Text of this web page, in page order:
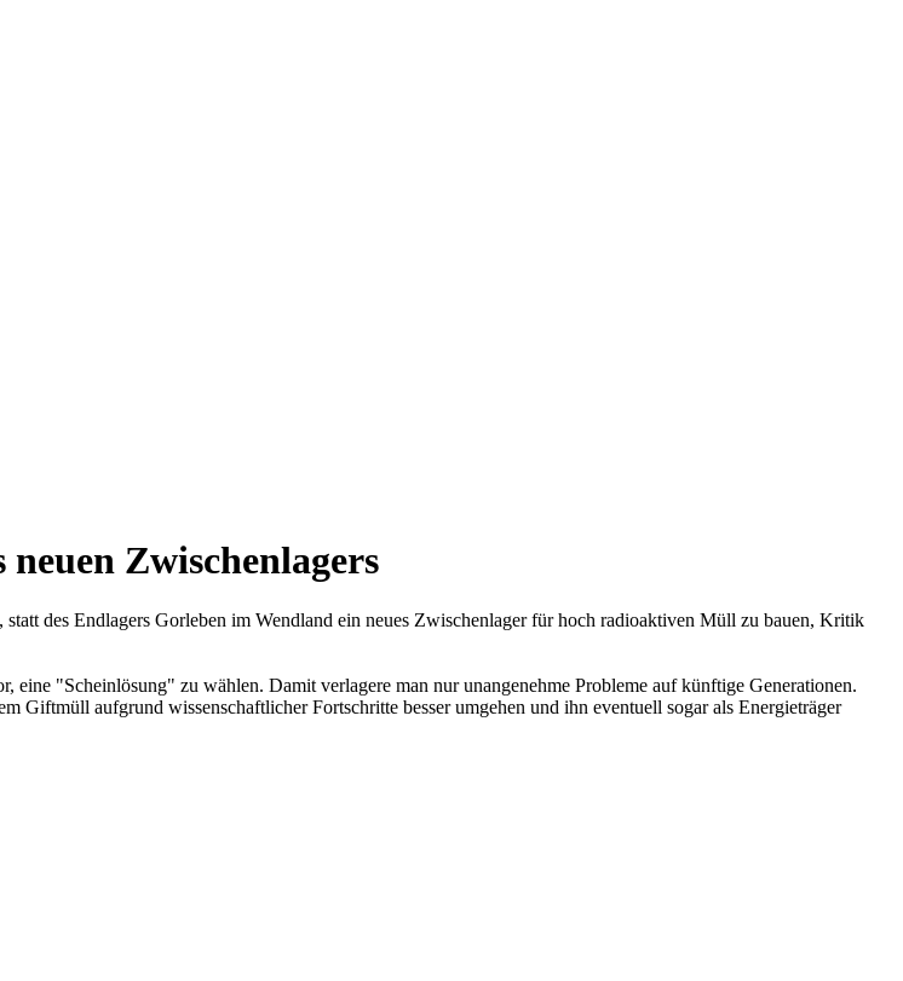
Zwischenlagers
des Endlagers Gorleben im Wendland ein neues Zwischenlager für hoch radioaktiven Müll zu bauen, Kritik
"Scheinlösung" zu wählen. Damit verlagere man nur unangenehme Probleme auf künftige Generationen.
Giftmüll aufgrund wissenschaftlicher Fortschritte besser umgehen und ihn eventuell sogar als Energieträger